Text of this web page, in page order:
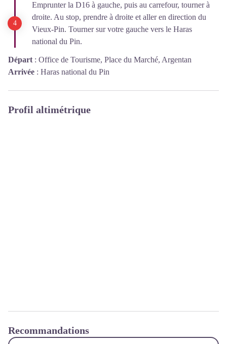
Emprunter la D16 à gauche, puis au carrefour, tourner à
droite. Au stop, prendre à droite et aller en direction du
Vieux-Pin. Tourner sur votre gauche vers le Haras
national du Pin.
Départ : Office de Tourisme, Place du Marché, Argentan
Arrivée : Haras national du Pin
Profil altimétrique
Recommandations